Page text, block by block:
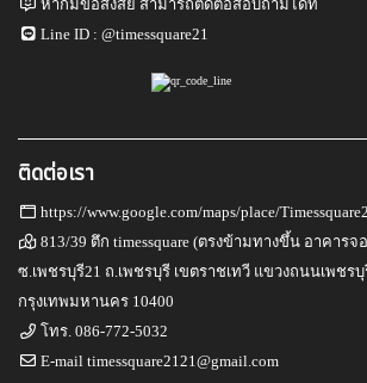
หากมีข้อสงสัย สามารถติดต่อสอบถามได้ที่
Line ID :@timessquare21
ติดต่อเรา
https://www.google.com/maps/place/
813/39 ตึก timessquare (ตรงข้ามทางขึ้น อาคาร
ซ.เพชรบุรี21 ถ.เพชรบุรี เขตราชเทวี แขวงถนนเพชรบุ
กรุงเทพมหานคร 10400
โทร.086-772-5032
E-mailtimessquare2121@gmail.com